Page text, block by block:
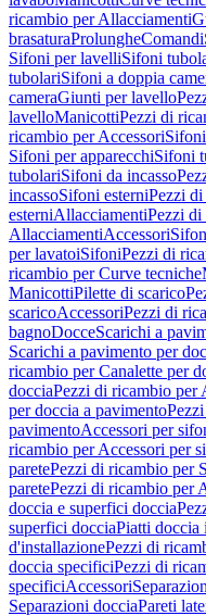
ricambio per Allacciamenti
brasaturaProlungheComandi
Sifoni per lavelliSifoni
tubolariSifoni a doppia
cameraGiunti per lavello
lavelloManicottiPezzi di
ricambio per Accessori
Sifoni per apparecchiSifoni
tubolariSifoni da incasso
incassoSifoni esterniPezzi
esterniAllacciamentiPezzi di
AllacciamentiAccessori
per lavatoiSifoniPezzi di
ricambio per Curve tecniche
ManicottiPilette di scarico
scaricoAccessoriPezzi di
bagnoDocceScarichi a
Scarichi a pavimento per
ricambio per Canalette per
docciaPezzi di ricambio per
per doccia a pavimento
pavimentoAccessori per
ricambio per Accessori per
paretePezzi di ricambio per
paretePezzi di ricambio per
doccia e superfici doccia
superfici docciaPiatti doccia
d'installazionePezzi di
doccia specificiPezzi di
specificiAccessori
Separazioni docciaPareti